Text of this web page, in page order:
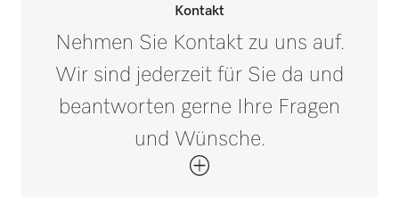
Kontakt
Nehmen Sie Kontakt zu uns auf.
Wir sind jederzeit für Sie da und
beantworten gerne Ihre Fragen
und Wünsche.